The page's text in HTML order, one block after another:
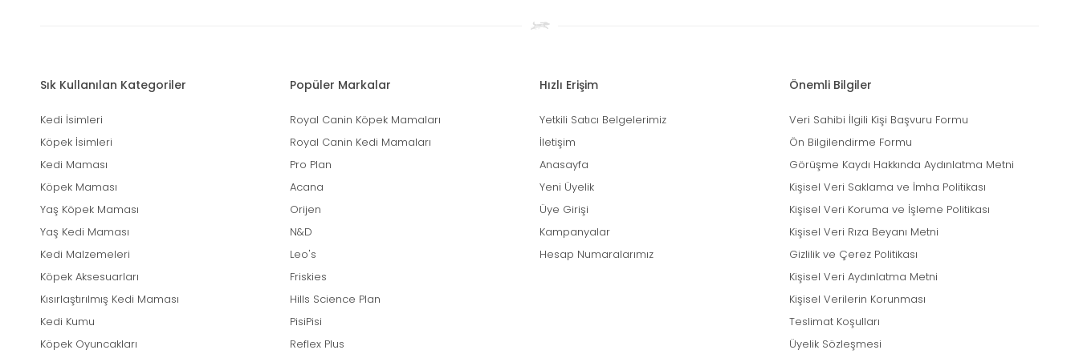
Sık Kullanılan Kategoriler
Kedi İsimleri
Köpek İsimleri
Kedi Maması
Köpek Maması
Yaş Köpek Maması
Yaş Kedi Maması
Kedi Malzemeleri
Köpek Aksesuarları
Kısırlaştırılmış Kedi Maması
Kedi Kumu
Köpek Oyuncakları
Popüler Markalar
Royal Canin Köpek Mamaları
Royal Canin Kedi Mamaları
Pro Plan
Acana
Orijen
N&D
Leo's
Friskies
Hills Science Plan
PisiPisi
Reflex Plus
Hızlı Erişim
Yetkili Satıcı Belgelerimiz
İletişim
Anasayfa
Yeni Üyelik
Üye Girişi
Kampanyalar
Hesap Numaralarımız
Önemli Bilgiler
Veri Sahibi İlgili Kişi Başvuru Formu
Ön Bilgilendirme Formu
Görüşme Kaydı Hakkında Aydınlatma Metni
Kişisel Veri Saklama ve İmha Politikası
Kişisel Veri Koruma ve İşleme Politikası
Kişisel Veri Rıza Beyanı Metni
Gizlilik ve Çerez Politikası
Kişisel Veri Aydınlatma Metni
Kişisel Verilerin Korunması
Teslimat Koşulları
Üyelik Sözleşmesi